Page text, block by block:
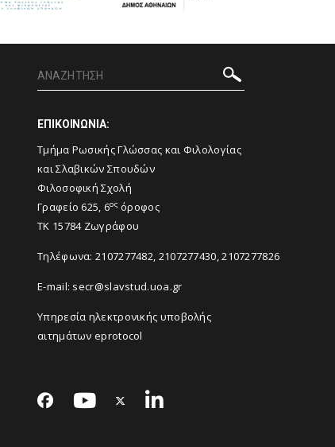
ΕΠΙΚΟΙΝΩΝΙΑ:
Τμήμα Ρωσικής Γλώσσας και Φιλολογίας
και Σλαβικών Σπουδών
Φιλοσοφική Σχολή
Γραφείο 625, 6ος όροφος
TK 15784 Ζωγράφου
Τηλέφωνα: 2107277482, 2107277430, 2107277826
E-mail: secr@slavstud.uoa.gr
Υπηρεσία ηλεκτρονικής υποβολής
αιτημάτων eprotocol